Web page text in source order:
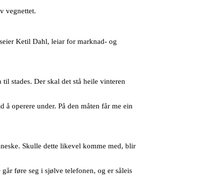
vegnettet.
Ketil Dahl, leiar for marknad- og
stades. Der skal det stå heile vinteren
operere under. På den måten får me ein
Skulle dette likevel komme med, blir
føre seg i sjølve telefonen, og er såleis